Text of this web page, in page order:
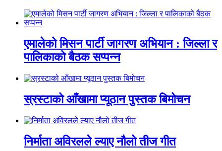
एमालेको मिसन पार्टी जागरण अभियान : जिल्ला र
पालिकाको बैठक सप्पन्न
स्रस्टाको आँखामा प्यूठान पुस्तक बिमोचन
निर्माता अविरलले ल्याए नौलो तीज गीत